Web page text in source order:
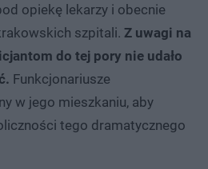
opiekę lekarzy i obecnie
szpitali. Z uwagi na
do tej pory nie udało
Funkcjonariusze
w jego mieszkaniu, aby
tego dramatycznego